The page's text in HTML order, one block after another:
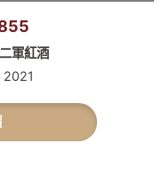
軍紅酒
2021